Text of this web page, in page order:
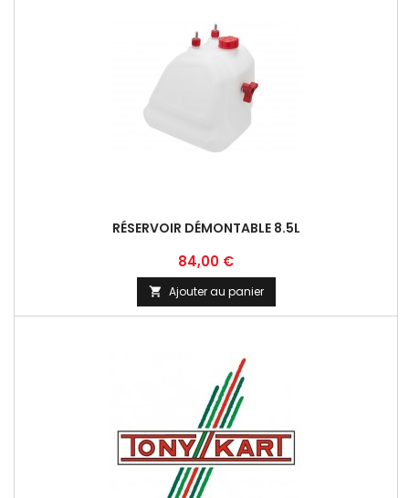
RÉSERVOIR DÉMONTABLE 8.5L
Prix
84,00 €
 Ajouter au panier